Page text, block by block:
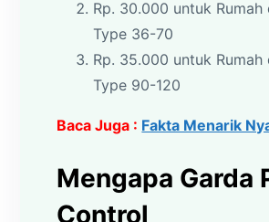
Rp. 30.000 untuk Rumah
Type 36-70
Rp. 35.000 untuk Rumah
Type 90-120
Baca Juga : Fakta Menarik
Mengapa Garda
Control